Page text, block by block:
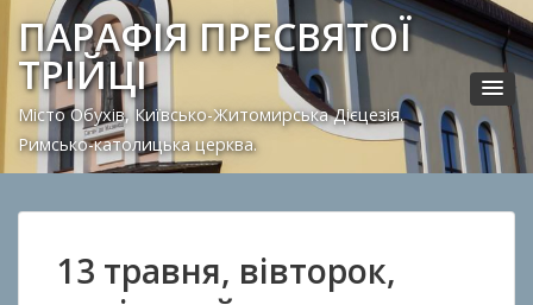
ПАРАФІЯ ПРЕСВЯТОЇ
ТРІЙЦІ
Місто Обухів, Київсько-Житомирська Дієцезія.
Римсько-католицька церква.
13 травня, вівторок,